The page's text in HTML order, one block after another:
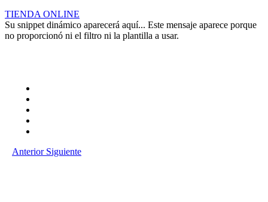
TIENDA ONLINE
Su snippet dinámico aparecerá aquí... Este mensaje aparece porque
no proporcionó ni el filtro ni la plantilla a usar.
Anterior Siguiente